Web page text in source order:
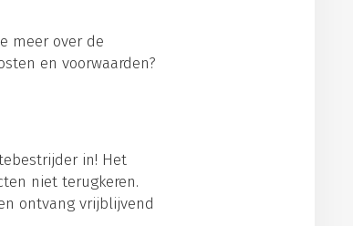
meer over de
en voorwaarden?
in! Het
niet terugkeren.
ontvang vrijblijvend